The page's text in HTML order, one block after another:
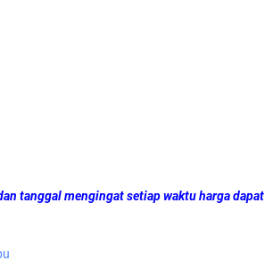
tanggal mengingat setiap waktu harga dapat